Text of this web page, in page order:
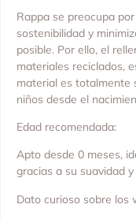
Rappa se preocupa
sostenibilidad y
posible. Por ello, el
materiales reciclados,
material es totalmente
niños desde el
Edad recomendada:
Apto desde 0 meses,
gracias a su suavidad
Dato curioso sobre los